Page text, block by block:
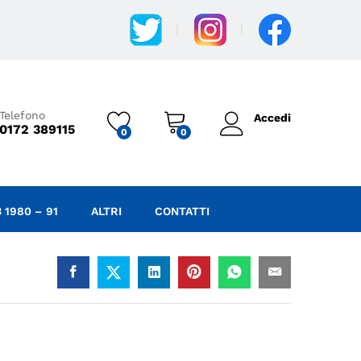
Telefono
0172 389115 0 0
Accedi
1980 – 91 ALTRI CONTATTI
Aggiungi al carrello